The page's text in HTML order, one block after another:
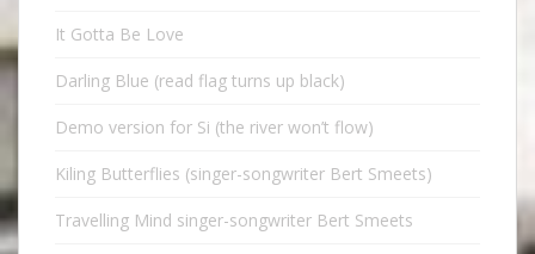
It Gotta Be Love
Darling Blue (read flag turns up black)
Demo version for Si (the river won’t flow)
Kiling Butterflies (singer-songwriter Bert Smeets)
Travelling Mind singer-songwriter Bert Smeets